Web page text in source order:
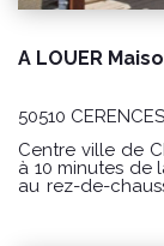
A LOUER
50510 CERENCES
Centre ville de
à 10 minutes de
au rez-de-